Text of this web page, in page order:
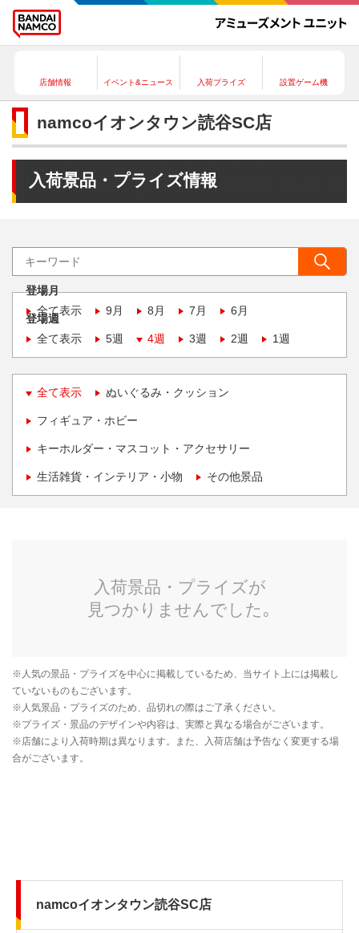
店舗情報 イベント&ニュース 入荷プライズ 設置ゲーム機
namcoイオンタウン読谷SC店
入荷景品・プライズ情報
登場月
全て表示
9月 8月 7月 6月
登場週
全て表示
5週 4週 3週 2週 1週
全て表示 ぬいぐるみ・クッション
フィギュア・ホビー
キーホルダー・マスコット・アクセサリー
生活雑貨・インテリア・小物 その他景品
namcoイオンタウン読谷SC店